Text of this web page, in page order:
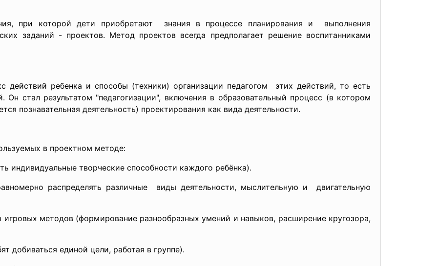
при которой дети приобретают знания в процессе планирования и выполнения
заданий - проектов. Метод проектов всегда предполагает решение воспитанниками
действий ребенка и способы (техники) организации педагогом этих действий, то есть
Он стал результатом "педагогизации", включения в образовательный процесс (в котором
познавательная деятельность) проектирования как вида деятельности.
в проектном методе:
индивидуальные творческие способности каждого ребёнка).
распределять различные виды деятельности, мыслительную и двигательную
игровых методов (формирование разнообразных умений и навыков, расширение кругозора,
добиваться единой цели, работая в группе).